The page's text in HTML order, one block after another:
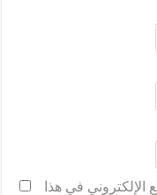
الإلكتروني في هذا